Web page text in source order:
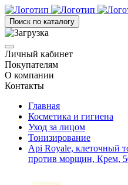
Поиск по каталогу
Личный кабинет
Покупателям
О компании
Контакты
Главная
Косметика и гигиена
Уход за лицом
Тонизирование
Api Royale, клеточный
против морщин, Крем,